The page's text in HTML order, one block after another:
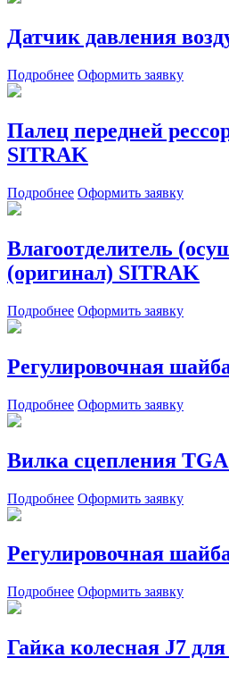
Датчик давления
Подробнее Оформить заявку
Палец передней
SITRAK
Подробнее Оформить заявку
Влагоотделитель
(оригинал) SITRAK
Подробнее Оформить заявку
Регулировочная
Подробнее Оформить заявку
Вилка сцепления
Подробнее Оформить заявку
Регулировочная
Подробнее Оформить заявку
Гайка колесная J7